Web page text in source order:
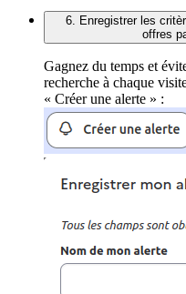
6. Enregistrer les
offres
Gagnez du temps et
recherche à chaque
« Créer une alerte » :